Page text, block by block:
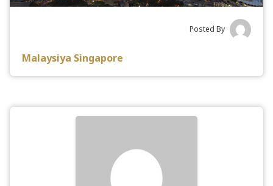
Posted By
Malaysiya Singapore